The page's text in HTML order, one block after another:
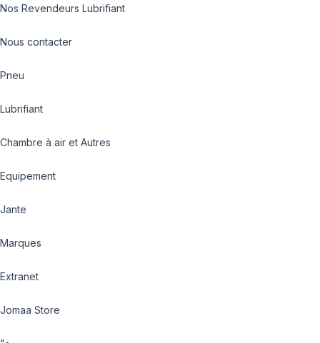
Nos Revendeurs Lubrifiant
Nous contacter
Pneu
Lubrifiant
Chambre à air et Autres
Equipement
Jante
Marques
Extranet
Jomaa Store